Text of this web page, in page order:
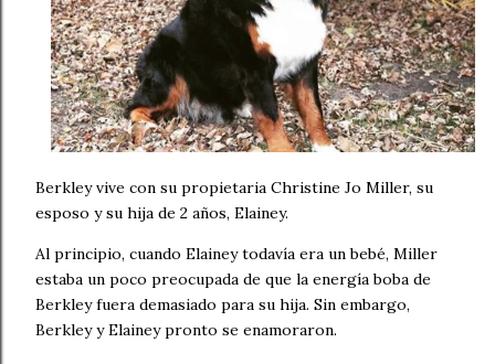
Berkley vive con su propietaria Christine Jo Miller, su
esposo y su hija de 2 años, Elainey.
Al principio, cuando Elainey todavía era un bebé, Miller
estaba un poco preocupada de que la energía boba de
Berkley fuera demasiado para su hija. Sin embargo,
Berkley y Elainey pronto se enamoraron.